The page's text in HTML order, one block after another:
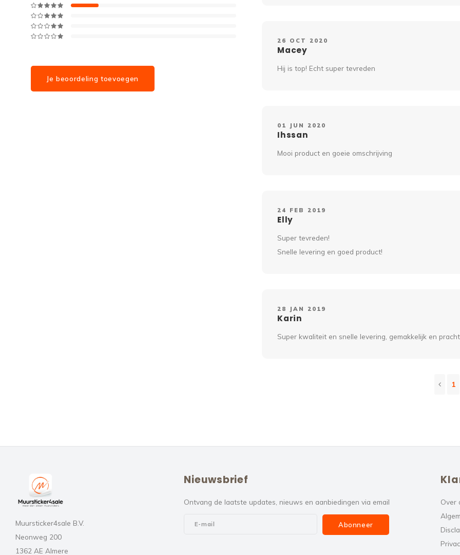
Je beoordeling toevoegen
26 OCT 2020
Macey
Hij is top! Echt super tevreden
01 JUN 2020
Ihssan
Mooi product en goeie omschrijving
24 FEB 2019
Elly
Super tevreden!
Snelle levering en goed product!
28 JAN 2019
Karin
Super kwaliteit en snelle levering, gemakkelijk en
1
Muursticker4sale B.V.
Neonweg 200
1362 AE Almere
Nieuwsbrief
Ontvang de laatste updates, nieuws en aanbiedingen via email
Abonneer
Over